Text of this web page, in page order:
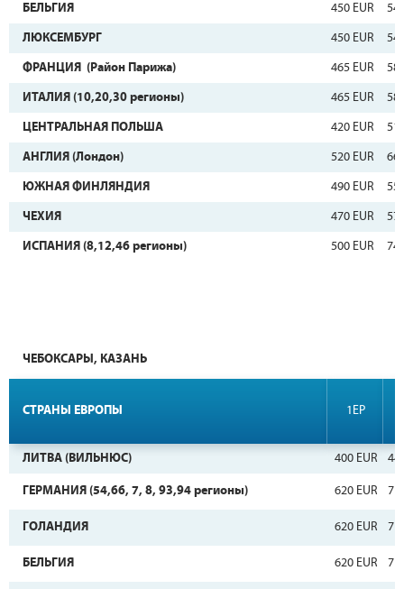
БЕЛЬГИЯ 450 EUR
ЛЮКСЕМБУРГ 450 EUR
ФРАНЦИЯ (Район Парижа) 465 EUR
ИТАЛИЯ (10,20,30 регионы) 465 EUR
ЦЕНТРАЛЬНАЯ ПОЛЬША 420 EUR
АНГЛИЯ (Лондон) 520 EUR
ЮЖНАЯ ФИНЛЯНДИЯ 490 EUR
ЧЕХИЯ 470 EUR
ИСПАНИЯ (8,12,46 регионы) 500 EUR
ЧЕБОКСАРЫ, КАЗАНЬ
СТРАНЫ ЕВРОПЫ 1EP
ЛИТВА (ВИЛЬНЮС) 400 EUR
ГЕРМАНИЯ (54,66, 7, 8, 93,94 регионы) 620 EUR
ГОЛАНДИЯ 620 EUR
БЕЛЬГИЯ 620 EUR